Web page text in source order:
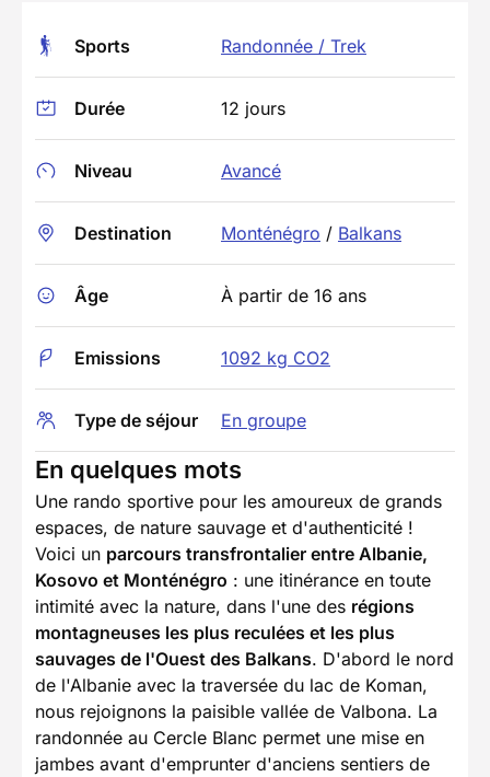
Sports Randonnée / Trek
Durée 12 jours
Niveau Avancé
Destination Monténégro / Balkans
Âge À partir de 16 ans
Emissions 1092 kg CO2
Type de séjour En groupe
En quelques mots
Une rando sportive pour les amoureux de grands
espaces, de nature sauvage et d'authenticité !
Voici un parcours transfrontalier entre Albanie,
Kosovo et Monténégro : une itinérance en toute
intimité avec la nature, dans l'une des régions
montagneuses les plus reculées et les plus
sauvages de l'Ouest des Balkans. D'abord le nord
de l'Albanie avec la traversée du lac de Koman,
nous rejoignons la paisible vallée de Valbona. La
randonnée au Cercle Blanc permet une mise en
jambes avant d'emprunter d'anciens sentiers de